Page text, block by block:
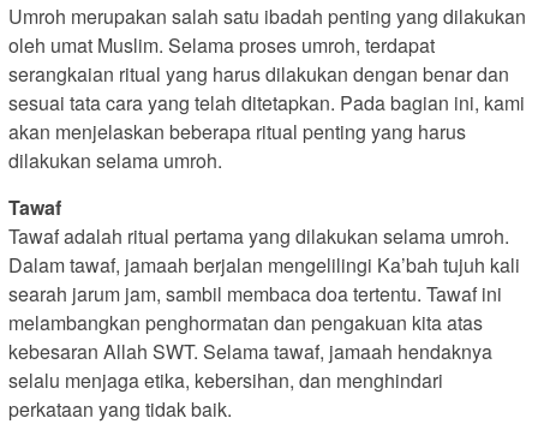
Umroh merupakan salah satu ibadah penting yang dilakukan
oleh umat Muslim. Selama proses umroh, terdapat
serangkaian ritual yang harus dilakukan dengan benar dan
sesuai tata cara yang telah ditetapkan. Pada bagian ini, kami
akan menjelaskan beberapa ritual penting yang harus
dilakukan selama umroh.
Tawaf
Tawaf adalah ritual pertama yang dilakukan selama umroh.
Dalam tawaf, jamaah berjalan mengelilingi Ka’bah tujuh kali
searah jarum jam, sambil membaca doa tertentu. Tawaf ini
melambangkan penghormatan dan pengakuan kita atas
kebesaran Allah SWT. Selama tawaf, jamaah hendaknya
selalu menjaga etika, kebersihan, dan menghindari
perkataan yang tidak baik.